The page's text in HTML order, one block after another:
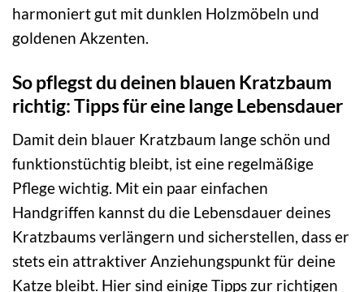
harmoniert gut mit dunklen Holzmöbeln und
goldenen Akzenten.
So pflegst du deinen blauen Kratzbaum
richtig: Tipps für eine lange Lebensdauer
Damit dein blauer Kratzbaum lange schön und
funktionstüchtig bleibt, ist eine regelmäßige
Pflege wichtig. Mit ein paar einfachen
Handgriffen kannst du die Lebensdauer deines
Kratzbaums verlängern und sicherstellen, dass er
stets ein attraktiver Anziehungspunkt für deine
Katze bleibt. Hier sind einige Tipps zur richtigen